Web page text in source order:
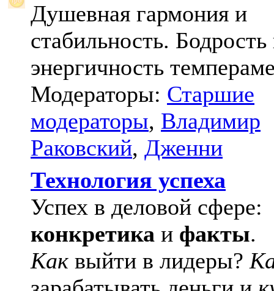
Душевная гармония и
стабильность. Бодрость
энергичность
Модераторы: Старшие
модераторы, Владимир
Раковский, Дженни
Технология успеха
Успех в деловой сфере:
конкретика и факты.
Как выйти в лидеры?